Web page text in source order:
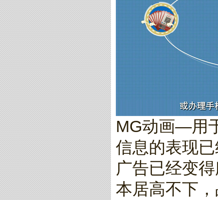
MG动画—用
信息的表现
广告已经变
本居高不下